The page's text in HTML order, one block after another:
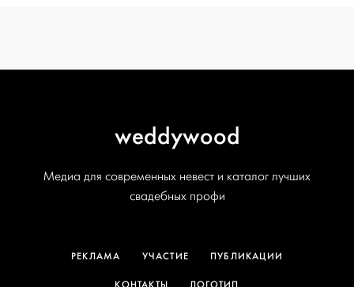
weddywood
Медиа для современных невест и каталог лучших
свадебных профи
РЕКЛАМА УЧАСТИЕ ПУБЛИКАЦИИ
КОНТАКТЫ ЛОГОТИП